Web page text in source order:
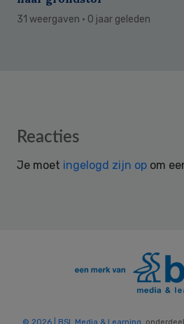
31 weergaven · 0 jaar geleden
Reader
Reacties
Je moet ingelogd zijn op om
© 2026 | BSL Media & Learning ,